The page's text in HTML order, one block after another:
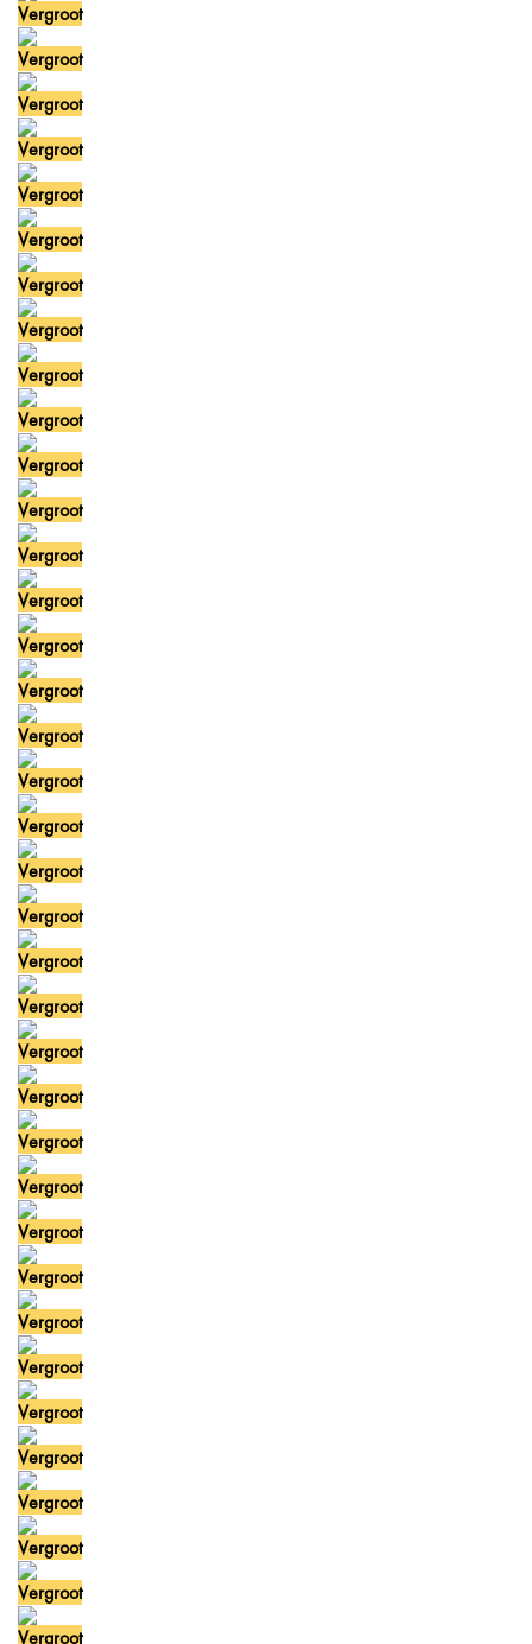
Vergroot
Vergroot
Vergroot
Vergroot
Vergroot
Vergroot
Vergroot
Vergroot
Vergroot
Vergroot
Vergroot
Vergroot
Vergroot
Vergroot
Vergroot
Vergroot
Vergroot
Vergroot
Vergroot
Vergroot
Vergroot
Vergroot
Vergroot
Vergroot
Vergroot
Vergroot
Vergroot
Vergroot
Vergroot
Vergroot
Vergroot
Vergroot
Vergroot
Vergroot
Vergroot
Vergroot
Vergroot